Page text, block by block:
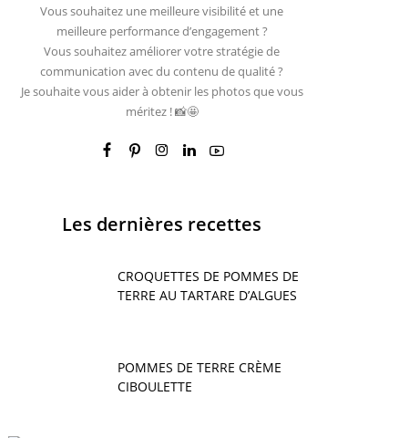
Vous souhaitez une meilleure visibilité et une
meilleure performance d’engagement ?
Vous souhaitez améliorer votre stratégie de
communication avec du contenu de qualité ?
Je souhaite vous aider à obtenir les photos que vous
méritez ! 📸🤩
Les dernières recettes
CROQUETTES DE POMMES DE
TERRE AU TARTARE D’ALGUES
POMMES DE TERRE CRÈME
CIBOULETTE